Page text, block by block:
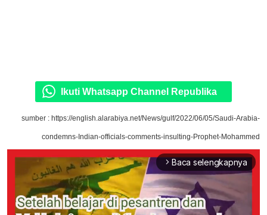
Ikuti Whatsapp Channel Republika
sumber : https://english.alarabiya.net/News/gulf/2022/06/05/Saudi-Arabia-
condemns-Indian-officials-comments-insulting-Prophet-Mohammed
arrow_forward_ios Baca selengkapnya